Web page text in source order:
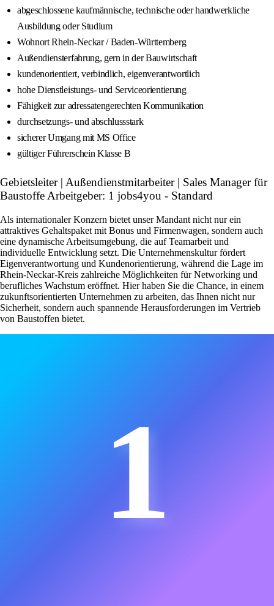
abgeschlossene kaufmännische, technische oder handwerkliche
Ausbildung oder Studium
Wohnort Rhein-Neckar / Baden-Württemberg
Außendiensterfahrung, gern in der Bauwirtschaft
kundenorientiert, verbindlich, eigenverantwortlich
hohe Dienstleistungs- und Serviceorientierung
Fähigkeit zur adressatengerechten Kommunikation
durchsetzungs- und abschlussstark
sicherer Umgang mit MS Office
gültiger Führerschein Klasse B
Gebietsleiter | Außendienstmitarbeiter | Sales Manager für
Baustoffe Arbeitgeber: 1 jobs4you - Standard
Als internationaler Konzern bietet unser Mandant nicht nur ein
attraktives Gehaltspaket mit Bonus und Firmenwagen, sondern auch
eine dynamische Arbeitsumgebung, die auf Teamarbeit und
individuelle Entwicklung setzt. Die Unternehmenskultur fördert
Eigenverantwortung und Kundenorientierung, während die Lage im
Rhein-Neckar-Kreis zahlreiche Möglichkeiten für Networking und
berufliches Wachstum eröffnet. Hier haben Sie die Chance, in einem
zukunftsorientierten Unternehmen zu arbeiten, das Ihnen nicht nur
Sicherheit, sondern auch spannende Herausforderungen im Vertrieb
von Baustoffen bietet.
1